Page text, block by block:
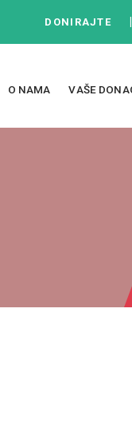
DONIRAJTE
O NAMA VAŠE